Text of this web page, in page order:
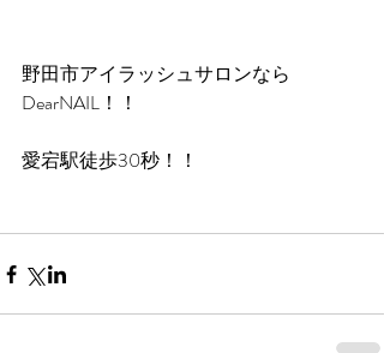
野田市アイラッシュサロンなら
DearNAIL！！
愛宕駅徒歩30秒！！